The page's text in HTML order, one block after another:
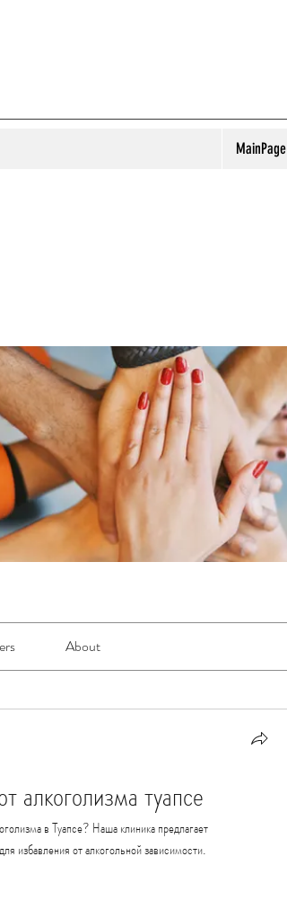
MainPage
About
алкоголизма туапсе
в Туапсе? Наша клиника предлагает
избавления от алкогольной зависимости.